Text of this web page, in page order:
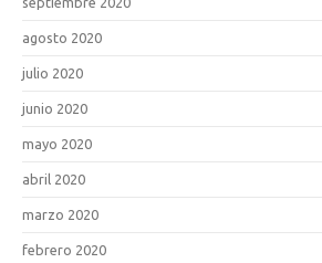
agosto 2020
julio 2020
junio 2020
mayo 2020
abril 2020
marzo 2020
febrero 2020